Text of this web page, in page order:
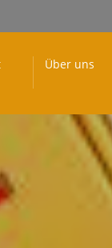
Über uns